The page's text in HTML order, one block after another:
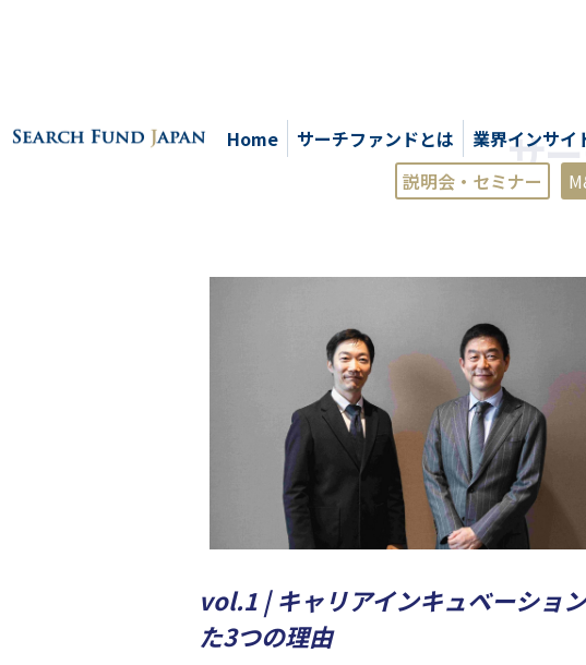
Home サーチファンドとは 業界インサイ
説明会・セミナー
サ
vol.1 | キャリアインキュベーショ
た3つの理由